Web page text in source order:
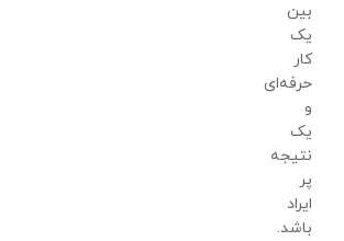
بین
یک
کار
حرفه‌ای
و
یک
نتیجه
پر
ایراد
باشد.